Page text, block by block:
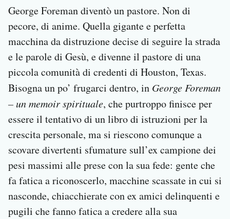
George Foreman diventò un pastore. Non di
pecore, di anime. Quella gigante e perfetta
macchina da distruzione decise di seguire la strada
e le parole di Gesù, e divenne il pastore di una
piccola comunità di credenti di Houston, Texas.
Bisogna un po’ frugarci dentro, in George Foreman
– un memoir spirituale, che purtroppo finisce per
essere il tentativo di un libro di istruzioni per la
crescita personale, ma si riescono comunque a
scovare divertenti sfumature sull’ex campione dei
pesi massimi alle prese con la sua fede: gente che
fa fatica a riconoscerlo, macchine scassate in cui si
nasconde, chiacchierate con ex amici delinquenti e
pugili che fanno fatica a credere alla sua